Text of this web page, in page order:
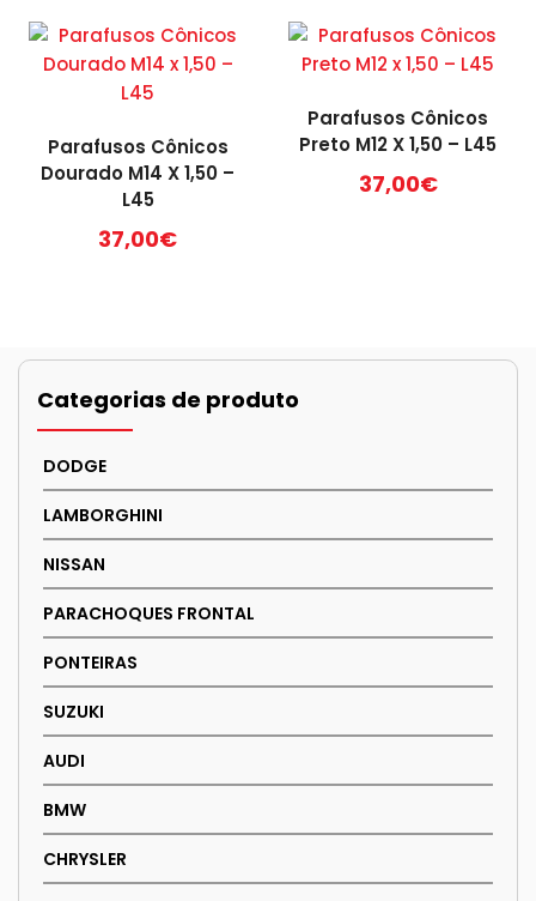
Parafusos Cônicos
Dourado M14 X 1,50 –
L45
37,00€
Parafusos Cônicos
Preto M12 X 1,50 – L45
37,00€
Categorias de produto
DODGE
LAMBORGHINI
NISSAN
PARACHOQUES FRONTAL
PONTEIRAS
SUZUKI
AUDI
BMW
CHRYSLER